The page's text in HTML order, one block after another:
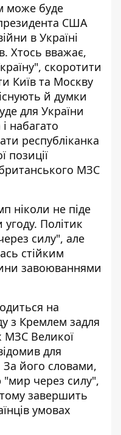
може буде
США
в Україні
Хтось вважає,
скоротити
Київ та Москву
й думки
для України
і набагато
республіканка
позиції
МЗС
ніколи не піде
угоду. Політик
силу", але
стійким
завоюваннями
на
з Кремлем задля
МЗС Великої
для
його словами,
через силу",
завершить
умовах